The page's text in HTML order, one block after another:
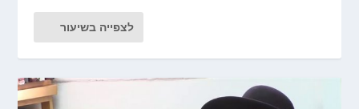
לצפייה בשיעור